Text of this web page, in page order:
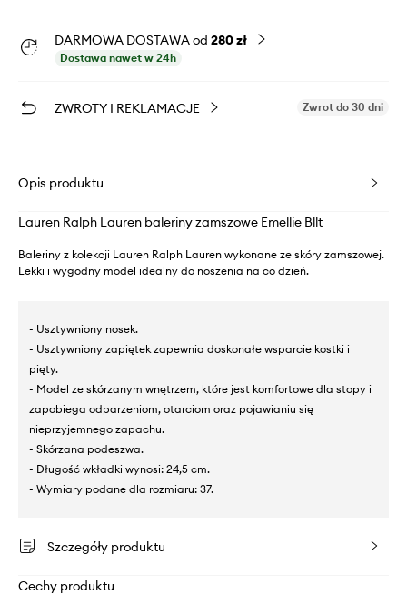
DARMOWA DOSTAWA od 280 zł
Dostawa nawet w 24h
ZWROTY I REKLAMACJE Zwrot do 30 dni
Opis produktu
Lauren Ralph Lauren baleriny zamszowe Emellie Bllt
Baleriny z kolekcji Lauren Ralph Lauren wykonane ze skóry zamszowej.
Lekki i wygodny model idealny do noszenia na co dzień.
- Usztywniony nosek.
- Usztywniony zapiętek zapewnia doskonałe wsparcie kostki i
pięty.
- Model ze skórzanym wnętrzem, które jest komfortowe dla stopy i
zapobiega odparzeniom, otarciom oraz pojawianiu się
nieprzyjemnego zapachu.
- Skórzana podeszwa.
- Długość wkładki wynosi: 24,5 cm.
- Wymiary podane dla rozmiaru: 37.
Szczegóły produktu
Cechy produktu